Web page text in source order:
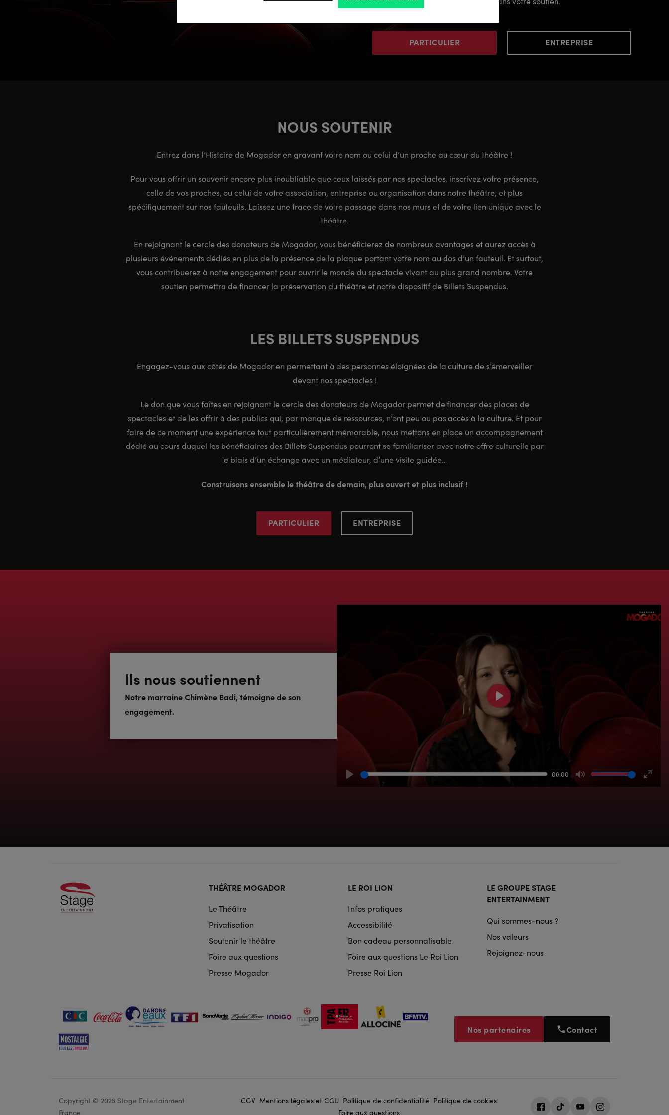
PARTICULIER ENTREPRISE
NOUS SOUTENIR
Entrez dans l’Histoire de Mogador en gravant votre nom ou celui d’un proche au cœur du théâtre !
Pour vous offrir un souvenir encore plus inoubliable que ceux laissés par nos spectacles, inscrivez votre présence,
celle de vos proches, ou celui de votre association, entreprise ou organisation dans notre théâtre, et plus
spécifiquement sur nos fauteuils. Laissez une trace de votre passage dans nos murs et de votre lien unique avec le
théâtre.
En rejoignant le cercle des donateurs de Mogador, vous bénéficierez de nombreux avantages et aurez accès à
plusieurs événements dédiés en plus de la présence de la plaque portant votre nom au dos d’un fauteuil. Et surtout,
vous contribuerez à notre engagement pour ouvrir le monde du spectacle vivant au plus grand nombre. Votre
soutien permettra de financer la préservation du théâtre et notre dispositif de Billets Suspendus.
LES BILLETS SUSPENDUS
Engagez-vous aux côtés de Mogador en permettant à des personnes éloignées de la culture de s’émerveiller
devant nos spectacles !
Le don que vous faîtes en rejoignant le cercle des donateurs de Mogador permet de financer des places de
spectacles et de les offrir à des publics qui, par manque de ressources, n’ont peu ou pas accès à la culture. Et pour
faire de ce moment une expérience tout particulièrement mémorable, nous mettons en place un accompagnement
dédié au cours duquel les bénéficiaires des Billets Suspendus pourront se familiariser avec notre offre culturelle par
le biais d’un échange avec un médiateur, d’une visite guidée…
Construisons ensemble le théâtre de demain, plus ouvert et plus inclusif !
PARTICULIER ENTREPRISE
00:00
Enter
Play
Ils nous soutiennent
Notre marraine Chimène Badi, témoigne de son
engagement.
Footer
navigation
THÉÂTRE MOGADOR
Le Théâtre
Privatisation
Soutenir le théâtre
Foire aux questions
Presse Mogador
LE ROI LION
Infos pratiques
Accessibilité
Bon cadeau personnalisable
Foire aux questions Le Roi Lion
Presse Roi Lion
LE GROUPE STAGE
ENTERTAINMENT
Qui sommes-nous ?
Nos valeurs
Rejoignez-nous
Nos partenaires Contact
Copyright © 2026 Stage Entertainment
France
CGV Mentions légales et CGU Politique de confidentialité Politique de cookies
Foire aux questions
FacebookTiktokYoutubeInstagram